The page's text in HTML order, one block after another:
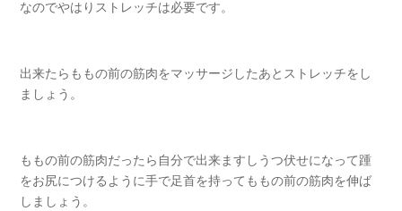
なのでやはりストレッチは必要です。
出来たらももの前の筋肉をマッサージしたあとストレッチをし
ましょう。
ももの前の筋肉だったら自分で出来ますしうつ伏せになって踵
をお尻につけるように手で足首を持ってももの前の筋肉を伸ば
しましょう。